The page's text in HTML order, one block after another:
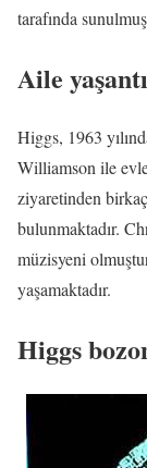
tarafında
Aile
Higgs, 1963
Williamson ile
ziyaretinden
bulunmaktadır.
müzisyeni
yaşamaktadır.
Higgs